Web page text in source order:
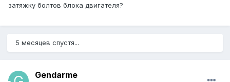
затяжку болтов блока двигателя?
5 месяцев спустя...
Gendarme